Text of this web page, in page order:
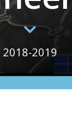
2018-2019